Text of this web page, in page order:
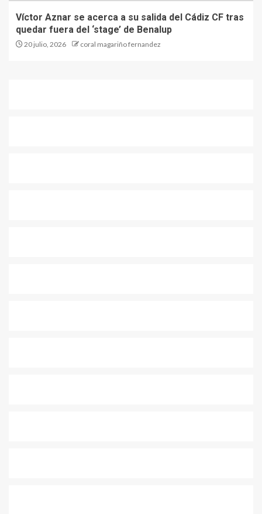
Víctor Aznar se acerca a su salida del Cádiz CF tras
quedar fuera del ‘stage’ de Benalup
20 julio, 2026 coral magariño fernandez